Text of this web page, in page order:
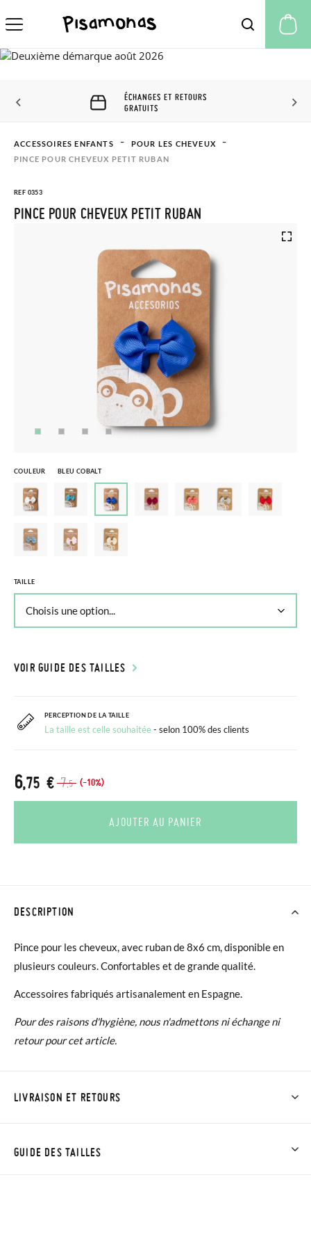
ÉCHANGES ET RETOURS
GRATUITS
ACCESSOIRES ENFANTS
POUR LES CHEVEUX
PINCE POUR CHEVEUX PETIT RUBAN
REF 0353
PINCE POUR CHEVEUX PETIT RUBAN
COULEUR BLEU COBALT
TAILLE
VOIR GUIDE DES TAILLES
PERCEPTION DE LA TAILLE
La taille est celle souhaitée- selon 100% des clients
7,5 (-10%)
6,75 €
AJOUTER AU PANIER
DESCRIPTION
Pince pour les cheveux, avec ruban de 8x6 cm, disponible en
plusieurs couleurs. Confortables et de grande qualité.
Accessoires fabriqués artisanalement en Espagne.
Pour des raisons d'hygiène, nous n'admettons ni échange ni
retour pour cet article.
LIVRAISON ET RETOURS
commandes inférieures à 30 €, la livraison standard coûte
GUIDE DES TAILLES